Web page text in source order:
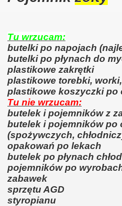
Tu wrzucam:
butelki po napojach
butelki po płynach do
plastikowe zakrętki
plastikowe torebki,
plastikowe koszyczki po
Tu nie wrzucam:
butelek i pojemników z
butelek i pojemników po
(spożywczych,
opakowań po lekach
butelek po płynach
pojemników po
zabawek
sprzętu AGD
styropianu
działkowca